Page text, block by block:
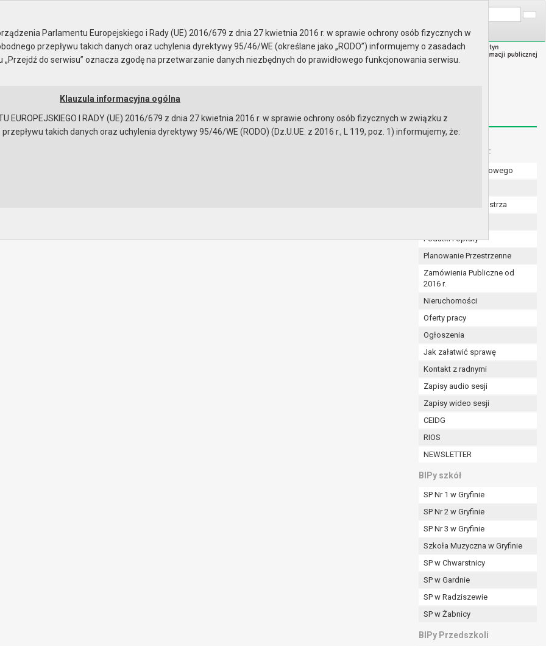
Instrukcja korzystania Dostępność
z 29 stycznia 2024 r. Menu dodatkowe:
Numer konta bankowego
Zarządzenia Burmistrza
Podatki i opłaty
Planowanie Przestrzenne
Zamówienia Publiczne od
2016 r.
Nieruchomości
Oferty pracy
Ogłoszenia
Jak załatwić sprawę
Kontakt z radnymi
Zapisy audio sesji
Zapisy wideo sesji
CEIDG
RIOS
NEWSLETTER
BIPy szkół
SP Nr 1 w Gryfinie
SP Nr 2 w Gryfinie
SP Nr 3 w Gryfinie
Szkoła Muzyczna w Gryfinie
SP w Chwarstnicy
SP w Gardnie
SP w Radziszewie
SP w Żabnicy
BIPy Przedszkoli
Parlamentu Europejskiego i Rady (UE) 2016/679 z dnia 27 kwietnia 2016 r. w sprawie ochrony osób fizycznych w
przepływu takich danych oraz uchylenia dyrektywy 95/46/WE (określane jako „RODO”) informujemy o zasadach
do serwisu” oznacza zgodę na przetwarzanie danych niezbędnych do prawidłowego funkcjonowania serwisu.
Klauzula informacyjna ogólna
EUROPEJSKIEGO I RADY (UE) 2016/679 z dnia 27 kwietnia 2016 r. w sprawie ochrony osób fizycznych w związku z
takich danych oraz uchylenia dyrektywy 95/46/WE (RODO) (Dz.U.UE. z 2016 r., L 119, poz. 1) informujemy, że:
przepisami prawa w celu:
a w szczególności ustawy z dnia 8 marca 1990 r. o samorządzie gminnym (Dz.U. z 2017r., poz. 1875 ze zm.) oraz z
a także obowiązków i zadań zleconych przez instytucje nadrzędne wobec Gminy;
lub innej osoby fizycznej;
są wyłącznie na podstawie wcześniej udzielonej zgody w zakresie i celu określonym w treści zgody.
w pkt. 3, dane osobowe mogą być udostępniane innym upoważnionym odbiorcom lub kategoriom odbiorców danych
niezbędny do realizacji celu dla jakiego zostały zebrane oraz zgodnie z terminami archiwizacji określonymi przez
zgody osoby, której dane dotyczą przetwarzanie odbywa się do czasu wycofania tej zgody.
zawarcia i realizacji umowy przetwarzanie odbywa się przez okres niezbędny do realizacji zawartej umowy, a po tym
dla zabezpieczenia ewentualnych roszczeń, a w przypadku wyrażenia zgody na przetwarzanie danych po zakończeniu i
od momentu pozyskania przechowywane są przez okres wynikający z umowy o dofinansowanie zawartej między
i konieczności zachowania dokumentacji projektu do celów kontrolnych.
osobowych przysługuje Pani/Panu:
ich kopii na podstawie art. 15 RODO;
art. 16 RODO,
prawo do bycia zapomnianym) na podstawie art. 17 RODO, w przypadku gdy:
były zebrane lub w inny sposób przetwarzane,
na przetwarzanie danych osobowych, która jest podstawą przetwarzania danych i nie ma innej podstawy prawnej